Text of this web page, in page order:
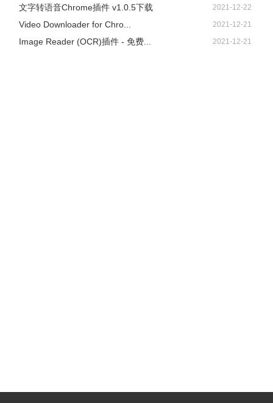
文字转语音Chrome插件 v1.0.5下载 2021-12-22
Video Downloader for Chro... 2021-12-21
Image Reader (OCR)插件 - 免费... 2021-12-21